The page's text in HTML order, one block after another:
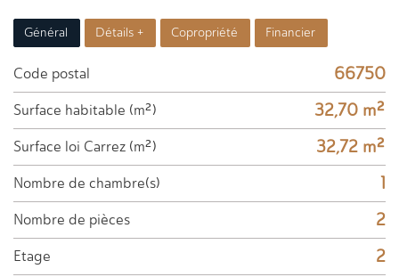
Général Détails + Copropriété Financier
Code postal 66750
Surface habitable (m²) 32,70 m²
Surface loi Carrez (m²) 32,72 m²
Nombre de chambre(s) 1
Nombre de pièces 2
Etage 2